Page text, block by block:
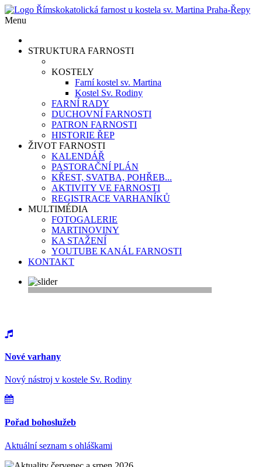
Menu
STRUKTURA FARNOSTI
KOSTELY
Farní kostel sv. Martina
Kostel Sv. Rodiny
FARNÍ RADY
DUCHOVNÍ FARNOSTI
PATRON FARNOSTI
HISTORIE ŘEP
ŽIVOT FARNOSTI
KALENDÁŘ
PASTORAČNÍ PLÁN
KŘEST, SVATBA, POHŘEB...
AKTIVITY VE FARNOSTI
REGISTRACE VARHANÍKŮ
MULTIMÉDIA
FOTOGALERIE
MARTINOVINY
KA STAŽENÍ
YOUTUBE KANÁL FARNOSTI
KONTAKT
Nové varhany
Nový nástroj v kostele Sv. Rodiny
Pořad bohoslužeb
Aktuální seznam s ohláškami